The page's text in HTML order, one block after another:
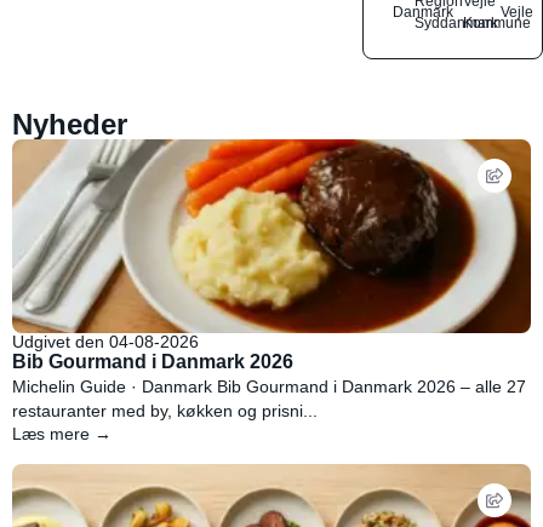
Danmark
SyddanmarkKommune
Vejle
Nyheder
Udgivet den 04-08-2026
Bib Gourmand i Danmark 2026
Michelin Guide · Danmark Bib Gourmand i Danmark 2026 – alle 27
restauranter med by, køkken og prisni...
Læs mere →